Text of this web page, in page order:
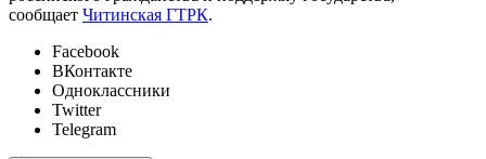
сообщает Читинская ГТРК.
Facebook
ВКонтакте
Одноклассники
Twitter
Telegram